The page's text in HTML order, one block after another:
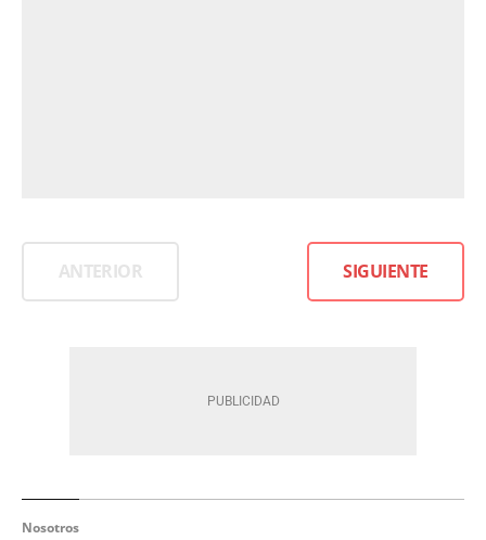
ANTERIOR SIGUIENTE
Nosotros